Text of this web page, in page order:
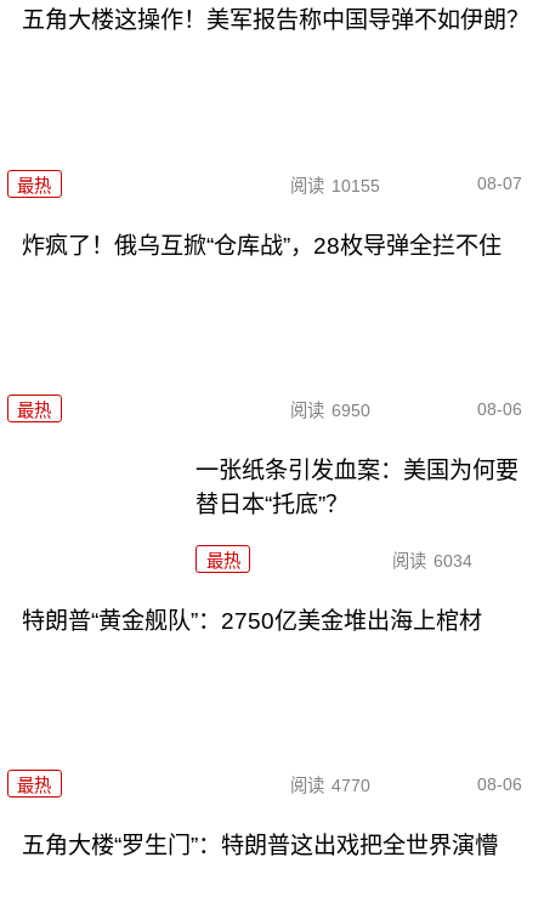
五角大楼这操作！美军报告称中国导弹不如伊朗？
最热 阅读 10155 08-07
炸疯了！俄乌互掀“仓库战”，28枚导弹全拦不住
最热 阅读 6950 08-06
一张纸条引发血案：美国为何要
替日本“托底”？
最热 阅读 6034
特朗普“黄金舰队”：2750亿美金堆出海上棺材
最热 阅读 4770 08-06
五角大楼“罗生门”：特朗普这出戏把全世界演懵